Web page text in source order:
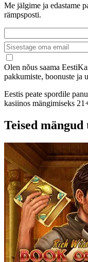
Me jälgime ja edastame
rämpsposti.
Olen nõus saama
pakkumiste, boonuste ja
Eestis peate spordile
kasiinos mängimiseks
Teised